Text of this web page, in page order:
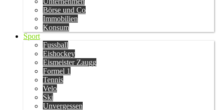
Börse und Co
Immobilien
Konsum
Sport
Fussball
Eishockey
Eismeister Zaugg
Formel 1
Tennis
Velo
Ski
Unvergessen